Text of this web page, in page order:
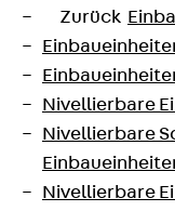
Zurück
Nivellierbare
Nivellierbare
Nivellierbare